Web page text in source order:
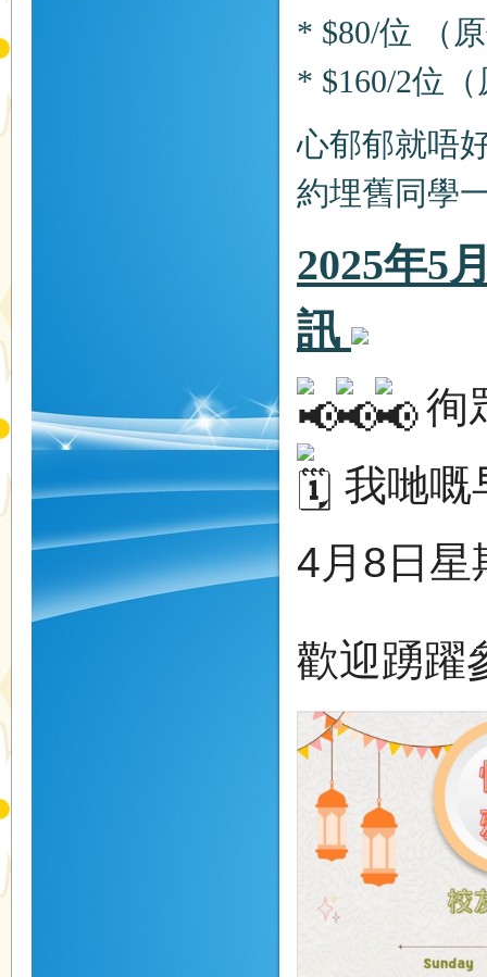
* $80/位 （
* ⁠$160/2位
心郁郁就唔
約埋舊同學
2025年5
訊
徇
我哋嘅
4月8日星
歡迎踴躍